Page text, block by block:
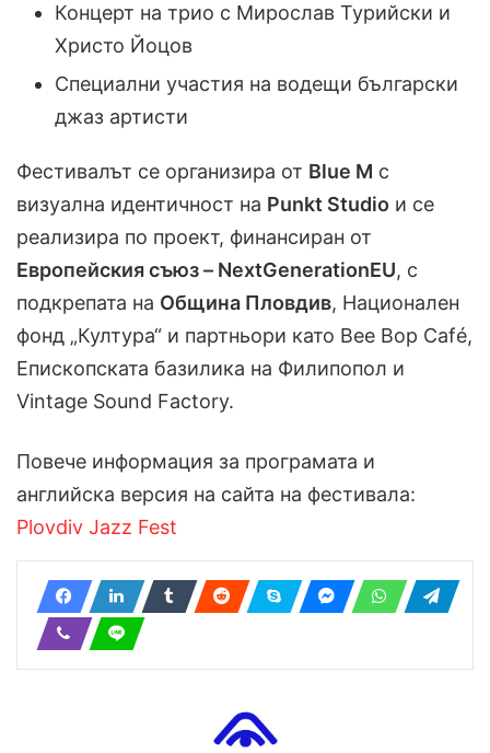
Концерт на трио с Мирослав Турийски и
Христо Йоцов
Специални участия на водещи български
джаз артисти
Фестивалът се организира от Blue M с
визуална идентичност на Punkt Studio и се
реализира по проект, финансиран от
Европейския съюз – NextGenerationEU, с
подкрепата на Община Пловдив, Национален
фонд „Култура“ и партньори като Bee Bop Café,
Епископската базилика на Филипопол и
Vintage Sound Factory.
Повече информация за програмата и
английска версия на сайта на фестивала:
Plovdiv Jazz Fest